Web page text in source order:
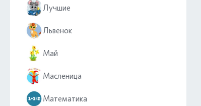
Лучшие
Львенок
Май
Масленица
Математика